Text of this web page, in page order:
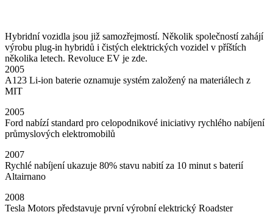
Hybridní vozidla jsou již samozřejmostí. Několik společností zahájí
výrobu plug-in hybridů i čistých elektrických vozidel v příštích
několika letech. Revoluce EV je zde.
2005
A123 Li-ion baterie oznamuje systém založený na materiálech z
MIT
2005
Ford nabízí standard pro celopodnikové iniciativy rychlého nabíjení
průmyslových elektromobilů
2007
Rychlé nabíjení ukazuje 80% stavu nabití za 10 minut s baterií
Altairnano
2008
Tesla Motors představuje první výrobní elektrický Roadster